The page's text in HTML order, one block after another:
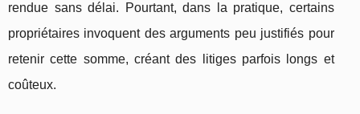
rendue sans délai. Pourtant, dans la pratique, certains
propriétaires invoquent des arguments peu justifiés pour
retenir cette somme, créant des litiges parfois longs et
coûteux.